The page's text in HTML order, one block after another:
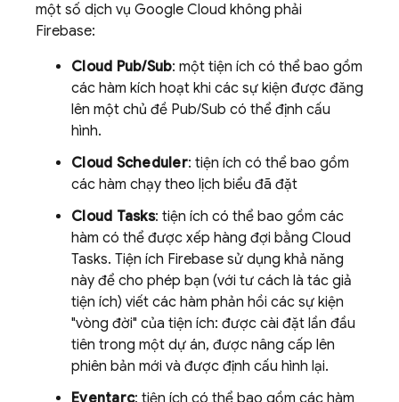
một số dịch vụ Google Cloud không phải
Firebase:
Cloud Pub/Sub: một tiện ích có thể bao gồm
các hàm kích hoạt khi các sự kiện được đăng
lên một chủ đề Pub/Sub có thể định cấu
hình.
Cloud Scheduler: tiện ích có thể bao gồm
các hàm chạy theo lịch biểu đã đặt
Cloud Tasks: tiện ích có thể bao gồm các
hàm có thể được xếp hàng đợi bằng Cloud
Tasks. Tiện ích Firebase sử dụng khả năng
này để cho phép bạn (với tư cách là tác giả
tiện ích) viết các hàm phản hồi các sự kiện
"vòng đời" của tiện ích: được cài đặt lần đầu
tiên trong một dự án, được nâng cấp lên
phiên bản mới và được định cấu hình lại.
Eventarc: tiện ích có thể bao gồm các hàm